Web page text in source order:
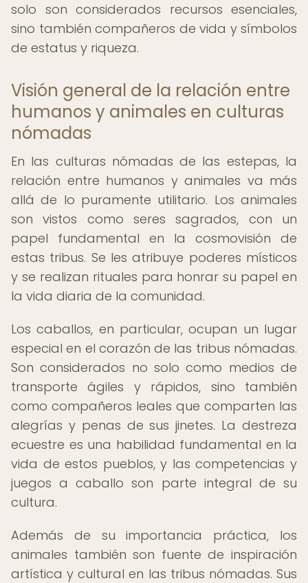
solo son considerados recursos esenciales,
sino también compañeros de vida y símbolos
de estatus y riqueza.
Visión general de la relación entre
humanos y animales en culturas
nómadas
En las culturas nómadas de las estepas, la
relación entre humanos y animales va más
allá de lo puramente utilitario. Los animales
son vistos como seres sagrados, con un
papel fundamental en la cosmovisión de
estas tribus. Se les atribuye poderes místicos
y se realizan rituales para honrar su papel en
la vida diaria de la comunidad.
Los caballos, en particular, ocupan un lugar
especial en el corazón de las tribus nómadas.
Son considerados no solo como medios de
transporte ágiles y rápidos, sino también
como compañeros leales que comparten las
alegrías y penas de sus jinetes. La destreza
ecuestre es una habilidad fundamental en la
vida de estos pueblos, y las competencias y
juegos a caballo son parte integral de su
cultura.
Además de su importancia práctica, los
animales también son fuente de inspiración
artística y cultural en las tribus nómadas. Sus